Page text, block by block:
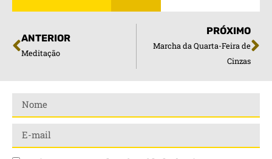
ANTERIOR
Meditação
PRÓXIMO
Marcha da Quarta-Feira de
Cinzas